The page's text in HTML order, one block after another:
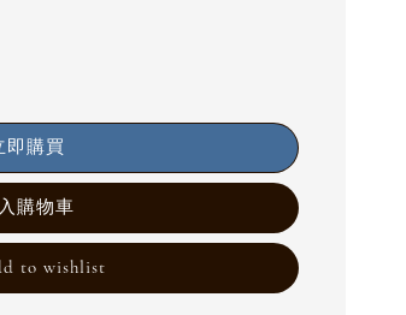
即購買
購物車
to wishlist